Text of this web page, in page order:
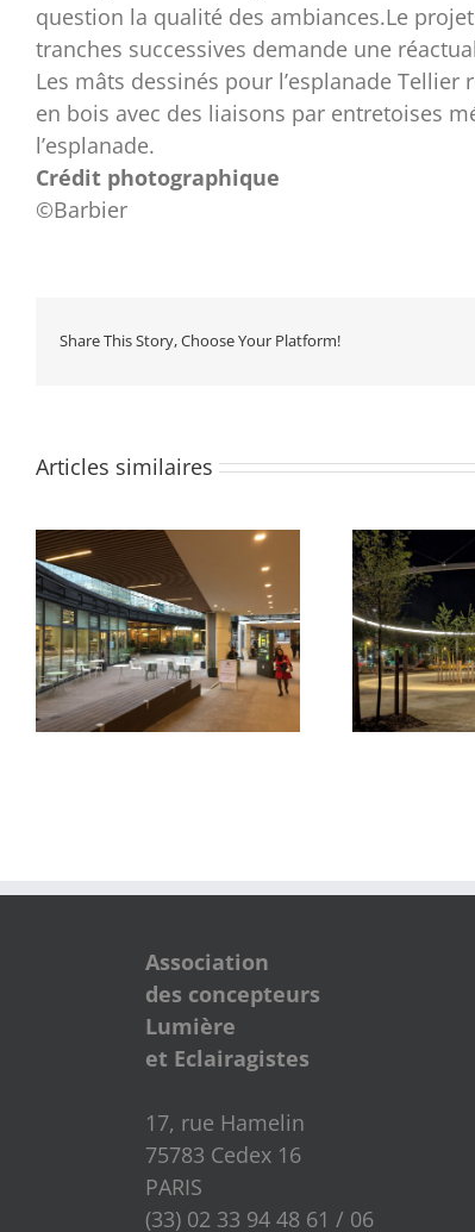
question la qualité des ambiances.Le
tranches successives demande une
Les mâts dessinés pour l’esplanade
en bois avec des liaisons par entretoises
l’esplanade.
Crédit photographique
©Barbier
Share This Story, Choose Your Platform!
Articles similaires
Quartier des Groues
Association
des concepteurs
Lumière
et Eclairagistes
17, rue Hamelin
75783 Cedex 16
PARIS
(33) 02 33 94 48 61 / 06